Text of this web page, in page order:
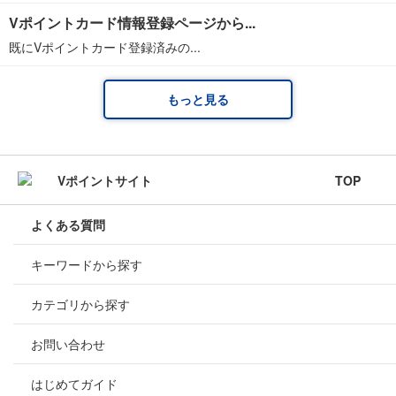
Vポイントカード情報登録ページから...
既にVポイントカード登録済みの...
もっと見る
TOP
よくある質問
キーワードから探す
カテゴリから探す
お問い合わせ
はじめてガイド